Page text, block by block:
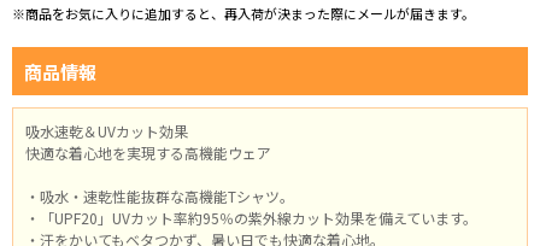
※商品をお気に入りに追加すると、再入荷が決まった際にメールが届きます。
商品情報
吸水速乾＆UVカット効果
快適な着心地を実現する高機能ウェア
・吸水・速乾性能抜群な高機能Tシャツ。
・「UPF20」UVカット率約95％の紫外線カット効果を備えています。
・汗をかいてもベタつかず、暑い日でも快適な着心地。